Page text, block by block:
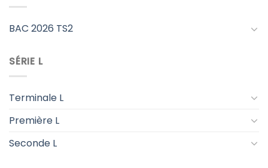
BAC 2026 TS2
SÉRIE L
Terminale L
Première L
Seconde L